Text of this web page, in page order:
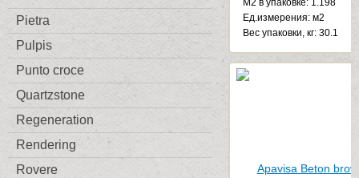
Pietra
Pulpis
Punto croce
Quartzstone
Regeneration
Rendering
Rovere
Ед.измерения: м2
Веc упаковки, кг: 30.1